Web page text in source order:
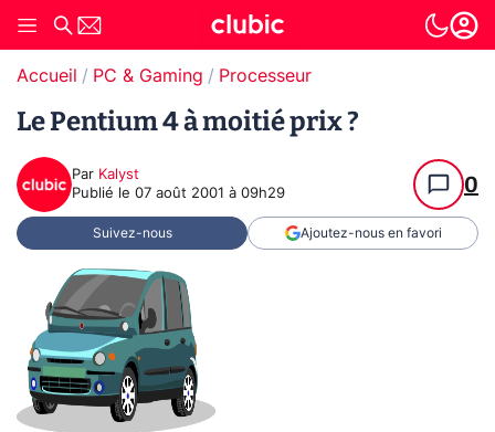
Accueil PC & Gaming Processeur
Le Pentium 4 à moitié prix ?
Par Kalyst
Publié le 07 août 2001 à 09h29 0
Suivez-nous Ajoutez-nous en favori